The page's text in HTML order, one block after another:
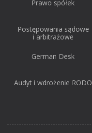
Prawo spółek
Postępowania sądowe
i arbitrażowe
German Desk
Audyt i wdrożenie RODO